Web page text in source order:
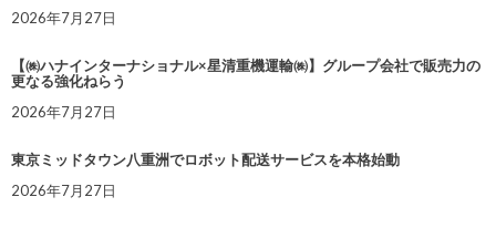
2026年7月27日
【㈱ハナインターナショナル×星清重機運輸㈱】グループ会社で販売力の
更なる強化ねらう
2026年7月27日
東京ミッドタウン八重洲でロボット配送サービスを本格始動
2026年7月27日